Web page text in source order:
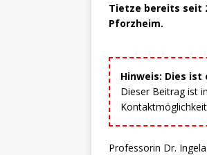
Tietze bereits seit
Pforzheim.
Hinweis: Dies
Dieser Beitrag ist
Professorin Dr.